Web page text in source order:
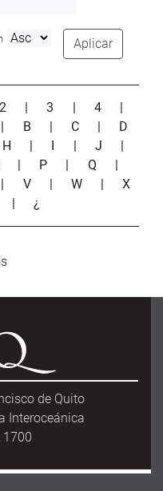
Aplicar
2 |3 | 4
|
| B | C | D
H | I | J
|
| P | Q
|
| V |W |X
|¿
de Quito
Interoceánica
1700